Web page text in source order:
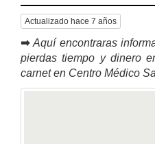
Actualizado hace 7 años
➡ Aquí encontraras
pierdas tiempo y dinero
carnet en Centro Médico